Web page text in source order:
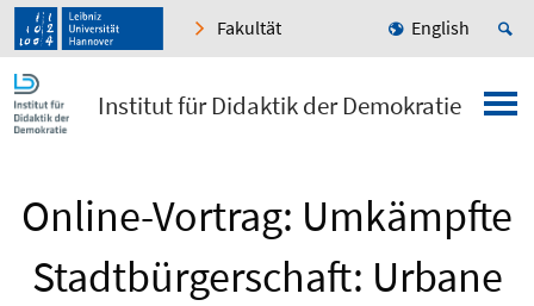
Fakultät English
Institut für Didaktik der Demokratie
Online-Vortrag: Umkämpfte
Stadtbürgerschaft: Urbane